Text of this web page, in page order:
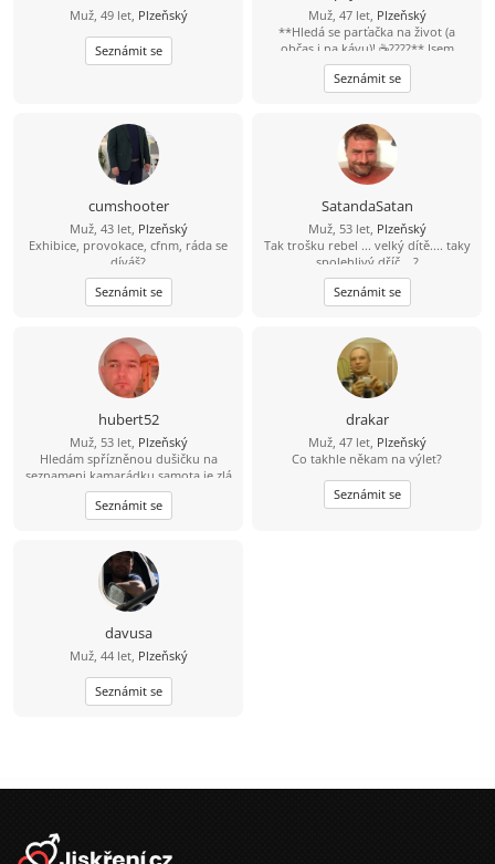
Muž, 49 let, Plzeňský
Seznámit se
Muž, 47 let, Plzeňský
**Hledá se parťačka na život (a
občas i na kávu)! ☕????** Jsem
aktivní chlap, kterého jen tak něco
nezastaví. Rád sportuju, cestuju,
objevuju nová místa a zážitky. Jsem
přece mnohem lepší s úsměvem na
tváři. Mám slabost pro dobrou kávu,
rád si přečtu zajímavou knížku... a
občas u ní tak kvalitně zrelaxuju, že
usnu. ???? Hledám fajn ženu ve věku
40–47 let, která je taky trochu
sportovní duše, má ráda humor a
chuť užívat si život. Nejdřív klidně
kamarádku, a když přeskočí jiskra,
proč ne i přítelkyni. Jestli ještě věříš
na lásku a na správného chlapa,
správném místě, možná jsme se
právě našli. Tak co, vezmeš mě do
party? Třeba zjistíme, že ty nejlepší
příběhy začínají úplně obyčejnou
zprávou. ????
Seznámit se
cumshooter
Muž, 43 let, Plzeňský
Exhibice, provokace, cfnm, ráda se
díváš?
Seznámit se
SatandaSatan
Muž, 53 let, Plzeňský
Tak trošku rebel ... velký dítě.... taky
spolehlivý dříč ...?
Seznámit se
hubert52
Muž, 53 let, Plzeňský
Hledám spřízněnou dušičku na
seznameni kamarádku samota je zlá
mám rád toulky přírodou cyklistiku
na výlety a na večerní procházky
jsem romantik
Seznámit se
drakar
Muž, 47 let, Plzeňský
Co takhle někam na výlet?
Seznámit se
davusa
Muž, 44 let, Plzeňský
Seznámit se